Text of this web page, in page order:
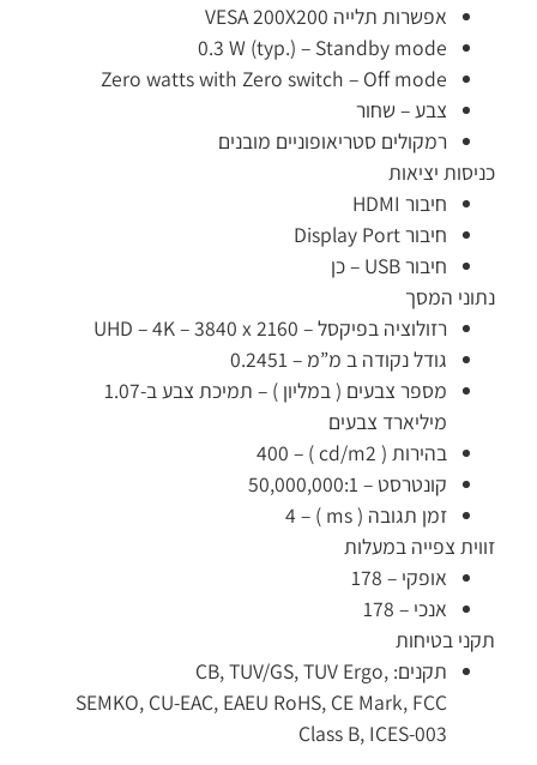
אפשרות תלייה VESA 200X200
– Standby mode
0.3 W (typ.)
– Off mode
Zero watts with Zero switch
צבע –שחור
רמקולים סטריאופוניים מובנים
כניסות יציאות
HDMI חיבור
Display Port חיבור
חיבור USB – כן
נתוני המסך
רזולוציה בפיקסל – UHD – 4K – 3840 x 2160
גודל נקודה ב מ”מ – 0.2451
מספר צבעים ( במליון ) –
תמיכת צבע ב-1.07
מיליארד צבעים
בהירות ( cd/m2 ) –
400
קונטרסט – 50,000,000:1
זמן תגובה ( ms ) –
4
זווית צפייה במעלות
אופקי – 178
אנכי – 178
תקני בטיחות
תקנים: CB, TUV/GS, TUV Ergo,
SEMKO, CU-EAC, EAEU RoHS, CE Mark, FCC
Class B, ICES-003